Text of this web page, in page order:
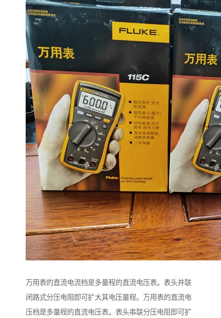
万用表的直流电流档是多量程的直流电压表。表头并联
闭路式分压电阻即可扩大其电压量程。万用表的直流电
压档是多量程的直流电压表。表头串联分压电阻即可扩